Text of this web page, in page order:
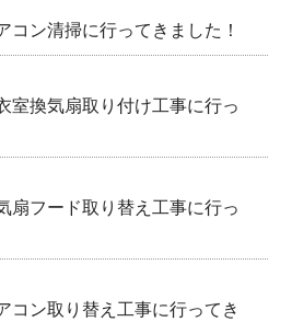
コン清掃に行ってきました！
室換気扇取り付け工事に行っ
扇フード取り替え工事に行っ
コン取り替え工事に行ってき